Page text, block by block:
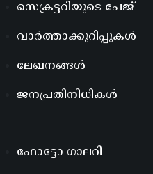
സെക്രട്ടറിയുടെ പേജ്
വാർത്താക്കുറിപ്പുകൾ
ലേഖനങ്ങൾ
ജനപ്രതിനിധികൾ
ഫോട്ടോ ഗാലറി